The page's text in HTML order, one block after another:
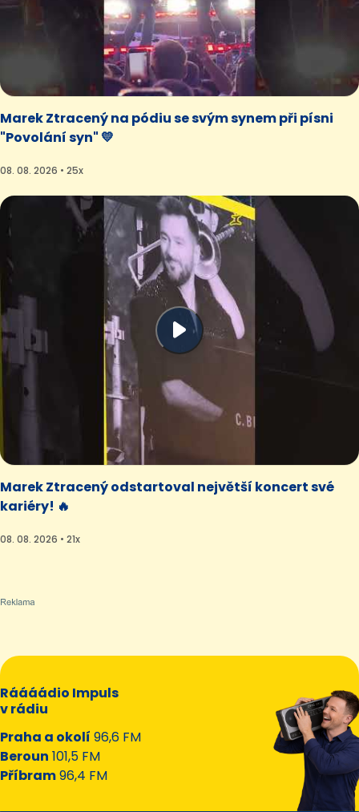
Marek Ztracený na pódiu se svým synem při písni
"Povolání syn" 💛
08. 08. 2026 • 25x
Marek Ztracený odstartoval největší koncert své
kariéry! 🔥
08. 08. 2026 • 21x
Ráááádio Impuls
v rádiu
Praha a okolí 96,6 FM
Beroun 101,5 FM
Příbram96,4 FM